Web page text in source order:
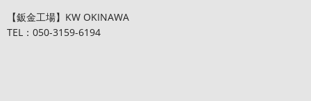
【鈑金工場】KW OKINAWA
TEL：050-3159-6194